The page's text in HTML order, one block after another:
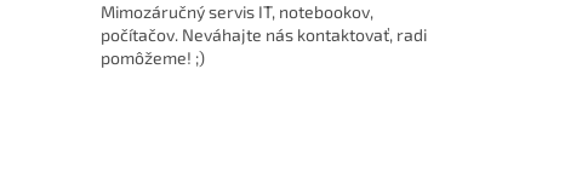
Mimozáručný servis IT, notebookov,
počítačov. Neváhajte nás kontaktovať, radi
pomôžeme! ;)